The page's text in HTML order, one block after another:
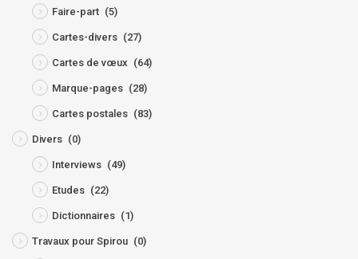
Faire-part (5)
Cartes-divers (27)
Cartes de vœux (64)
Marque-pages (28)
Cartes postales (83)
Divers (0)
Interviews (49)
Etudes (22)
Dictionnaires (1)
Travaux pour Spirou (0)